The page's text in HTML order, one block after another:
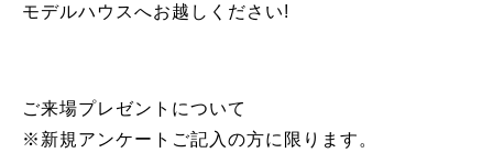
モデルハウスへお越しください!
ご来場プレゼントについて
※新規アンケートご記入の方に限ります。